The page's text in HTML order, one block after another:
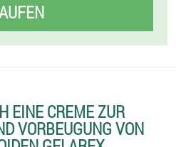
EINE CREME ZUR
VORBEUGUNG VON